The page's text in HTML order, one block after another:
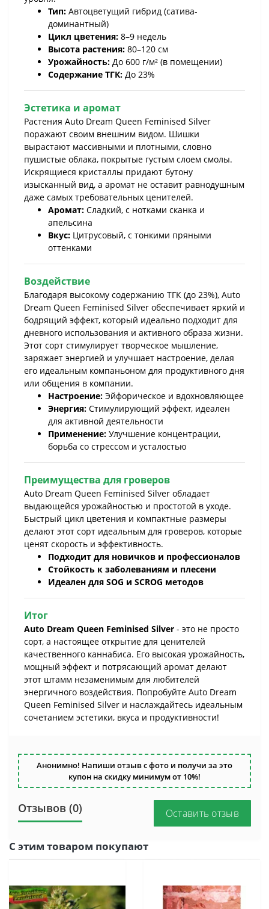
Тип: Автоцветущий гибрид (сатива-
доминантный)
Цикл цветения: 8–9 недель
Высота растения: 80–120 см
Урожайность: До 600 г/м² (в помещении)
Содержание ТГК: До 23%
Эстетика и аромат
Растения Auto Dream Queen Feminised Silver
поражают своим внешним видом. Шишки
вырастают массивными и плотными, словно
пушистые облака, покрытые густым слоем смолы.
Искрящиеся кристаллы придают бутону
изысканный вид, а аромат не оставит равнодушным
даже самых требовательных ценителей.
Аромат: Сладкий, с нотками сканка и
апельсина
Вкус: Цитрусовый, с тонкими пряными
оттенками
Воздействие
Благодаря высокому содержанию ТГК (до 23%), Auto
Dream Queen Feminised Silver обеспечивает яркий и
бодрящий эффект, который идеально подходит для
дневного использования и активного образа жизни.
Этот сорт стимулирует творческое мышление,
заряжает энергией и улучшает настроение, делая
его идеальным компаньоном для продуктивного дня
или общения в компании.
Настроение: Эйфорическое и вдохновляющее
Энергия: Стимулирующий эффект, идеален
для активной деятельности
Применение: Улучшение концентрации,
борьба со стрессом и усталостью
Преимущества для гроверов
Auto Dream Queen Feminised Silver обладает
выдающейся урожайностью и простотой в уходе.
Быстрый цикл цветения и компактные размеры
делают этот сорт идеальным для гроверов, которые
ценят скорость и эффективность.
Подходит для новичков и профессионалов
Стойкость к заболеваниям и плесени
Идеален для SOG и SCROG методов
Итог
Auto Dream Queen Feminised Silver - это не просто
сорт, а настоящее открытие для ценителей
качественного каннабиса. Его высокая урожайность,
мощный эффект и потрясающий аромат делают
этот штамм незаменимым для любителей
энергичного воздействия. Попробуйте Auto Dream
Queen Feminised Silver и наслаждайтесь идеальным
сочетанием эстетики, вкуса и продуктивности!
Анонимно! Напиши отзыв с фото и получи за это
купон на скидку минимум от 10%!
Отзывов (0) Оставить отзыв
С этим товаром покупают